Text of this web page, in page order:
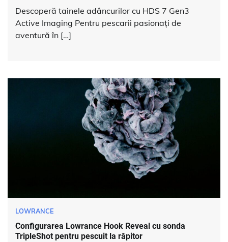
Descoperă tainele adâncurilor cu HDS 7 Gen3
Active Imaging Pentru pescarii pasionați de
aventură în […]
LOWRANCE
Configurarea Lowrance Hook Reveal cu sonda
TripleShot pentru pescuit la răpitor